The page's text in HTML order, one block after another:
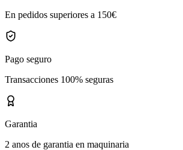
En pedidos superiores a 150€
Pago seguro
Transacciones 100% seguras
Garantia
2 anos de garantia en maquinaria